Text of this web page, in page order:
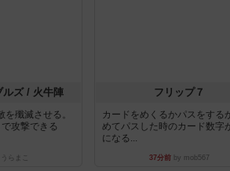
ルズ / 火牛陣
殲滅させる。
攻撃できる
らまこ
フリップ７
カードをめくるかパスをする
めてパスした時のカード数字
になる...
37分前by mob567